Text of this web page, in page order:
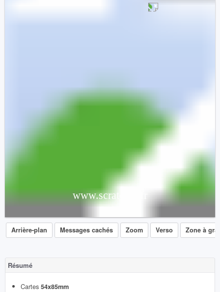
www.scratcher.fr
de
nouilles
Arrière-plan Messages cachés Zoom Verso Zone à
Résumé
Cartes 54x85mm